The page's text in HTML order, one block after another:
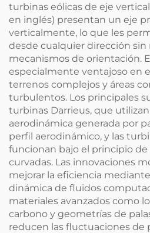
turbinas eólicas de eje vertical
en inglés) presentan un eje
verticalmente, lo que les
desde cualquier dirección sin
mecanismos de orientación.
especialmente ventajoso en
terrenos complejos y áreas
turbulentos. Los principales
turbinas Darrieus, que
aerodinámica generada por
perfil aerodinámico, y las
funcionan bajo el principio de
curvadas. Las innovaciones
mejorar la eficiencia
dinámica de fluidos
materiales avanzados como
carbono y geometrías de
reducen las fluctuaciones de